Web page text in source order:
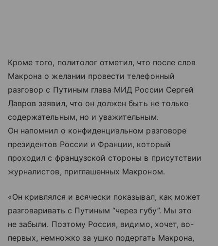
Кроме того, политолог отметил, что после слов
Макрона о желании провести телефонный
разговор с Путиным глава МИД России Сергей
Лавров заявил, что он должен быть не только
содержательным, но и уважительным.
Он напомнил о конфиденциальном разговоре
президентов России и Франции, который
проходил с французской стороны в присутствии
журналистов, приглашенных Макроном.
«Он кривлялся и всячески показывал, как может
разговаривать с Путиным “через губу”. Мы это
не забыли. Поэтому Россия, видимо, хочет, во-
первых, немножко за ушко подергать Макрона,